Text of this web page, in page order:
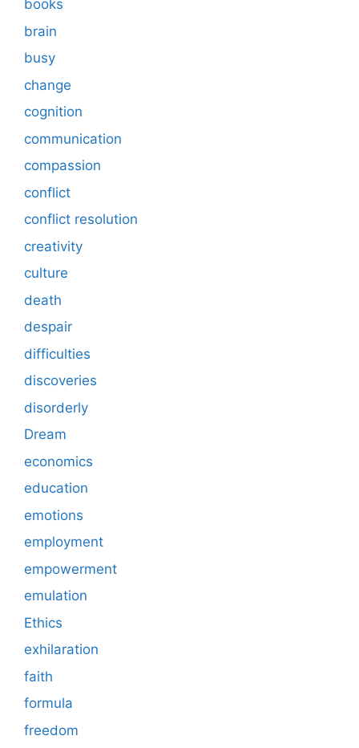
books
brain
busy
change
cognition
communication
compassion
conflict
conflict resolution
creativity
culture
death
despair
difficulties
discoveries
disorderly
Dream
economics
education
emotions
employment
empowerment
emulation
Ethics
exhilaration
faith
formula
freedom